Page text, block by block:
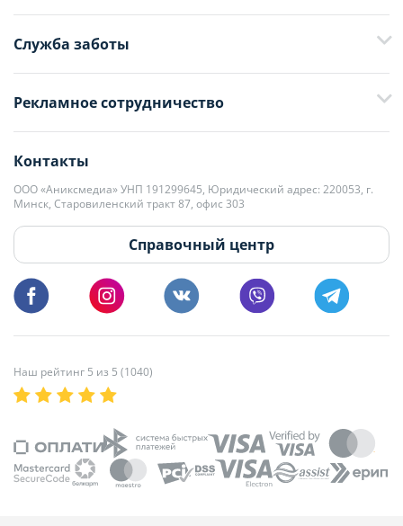
Служба заботы
+375 29 376-13-70
+375 33 376-13-70
editor@domovita.by
Мы принимаем звонки и отвечаем на письма в будние дни с 9:00 до
18:00.
Рекламное сотрудничество
+375 29 563-15-61 Кристина Филюта
kb@domovita.by
+375 29 179-11-28 Владислав Гладченко
vg@domovita.by
Пишите и звоните нам в будние дни с 8:00 до 20:00.
Контакты
ООО «Аниксмедиа» УНП 191299645, Юридический адрес: 220053, г.
Минск, Старовиленский тракт 87, офис 303
Справочный центр
Наш рейтинг 5 из 5 (1040)